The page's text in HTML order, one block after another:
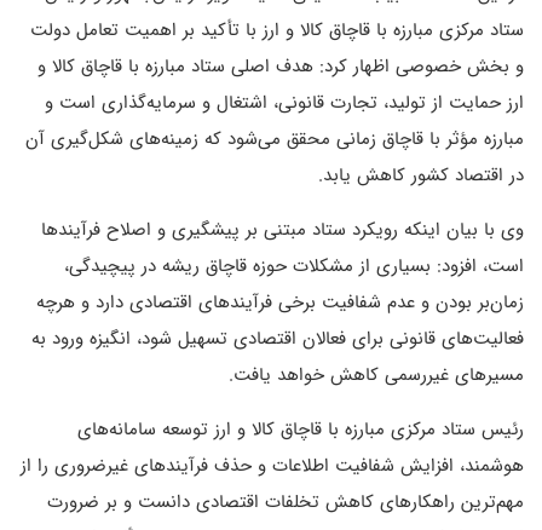
ستاد مرکزی مبارزه با قاچاق کالا و ارز با تأکید بر اهمیت تعامل دولت
و بخش خصوصی اظهار کرد: هدف اصلی ستاد مبارزه با قاچاق کالا و
ارز حمایت از تولید، تجارت قانونی، اشتغال و سرمایه‌گذاری است و
مبارزه مؤثر با قاچاق زمانی محقق می‌شود که زمینه‌های شکل‌گیری آن
در اقتصاد کشور کاهش یابد.
وی با بیان اینکه رویکرد ستاد مبتنی بر پیشگیری و اصلاح فرآیندها
است، افزود: بسیاری از مشکلات حوزه قاچاق ریشه در پیچیدگی،
زمان‌بر بودن و عدم شفافیت برخی فرآیندهای اقتصادی دارد و هرچه
فعالیت‌های قانونی برای فعالان اقتصادی تسهیل شود، انگیزه ورود به
مسیرهای غیررسمی کاهش خواهد یافت.
رئیس ستاد مرکزی مبارزه با قاچاق کالا و ارز توسعه سامانه‌های
هوشمند، افزایش شفافیت اطلاعات و حذف فرآیندهای غیرضروری را از
مهم‌ترین راهکارهای کاهش تخلفات اقتصادی دانست و بر ضرورت